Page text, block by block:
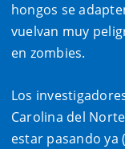
hongos se
vuelvan muy
en zombies.
Los
Carolina del
estar pasando ya